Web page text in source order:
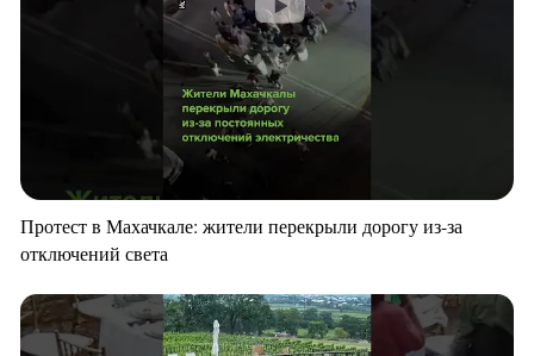
Протест в Махачкале: жители перекрыли дорогу из-за
отключений света